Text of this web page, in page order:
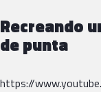
Recreando
de punta
https://